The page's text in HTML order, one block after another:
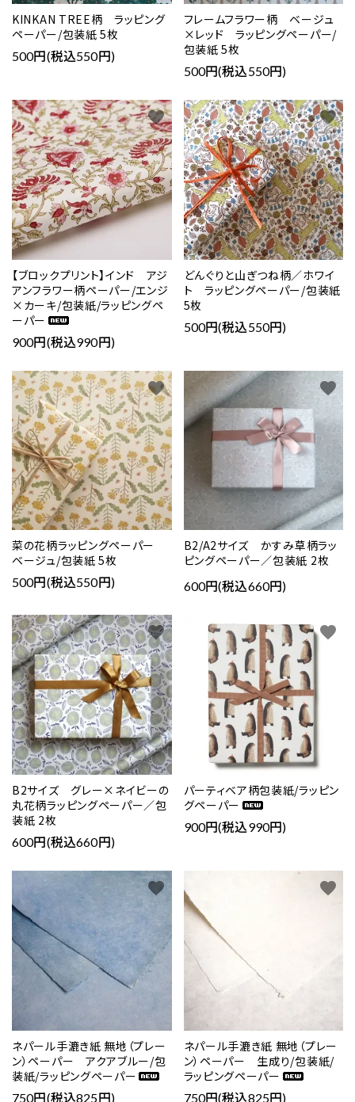
KINKAN TREE柄 ラッピング
ペーパー/包装紙 5枚
500円(税込550円)
フレームフラワー柄 ベージュ
×レッド ラッピングペーパー/
包装紙 5枚
500円(税込550円)
【ブロックプリント】インド アジ
アンフラワー柄ペーパー/エンジ
×カーキ/包装紙/ラッピングペ
ーパー
900円(税込990円)
favorite
どんぐりと山ぎつね柄／ホワイ
ト ラッピングペーパー/包装紙
5枚
500円(税込550円)
favorite
菜の花柄ラッピングペーパー
ベージュ/包装紙 5枚
500円(税込550円)
favorite
B2/A2サイズ かすみ草柄ラッ
ピングペーパー／包装紙 2枚
600円(税込660円)
favorite
B2サイズ グレー×ネイビーの
丸花柄ラッピングペーパー／包
装紙 2枚
600円(税込660円)
favorite
パーティベア柄包装紙/ラッピン
グペーパー
900円(税込990円)
favorite
ネパール手漉き紙 無地（プレー
ン）ペーパー アクアブルー/包
装紙/ラッピングペーパー
750円(税込825円)
favorite
ネパール手漉き紙 無地（プレー
ン）ペーパー 生成り/包装紙/
ラッピングペーパー
750円(税込825円)
favorite
キーワード
カテゴリー
検索する
close